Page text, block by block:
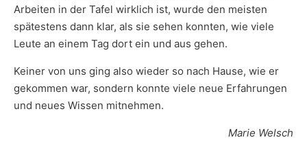
Arbeiten in der Tafel wirklich ist, wurde den meisten
spätestens dann klar, als sie sehen konnten, wie viele
Leute an einem Tag dort ein und aus gehen.
Keiner von uns ging also wieder so nach Hause, wie er
gekommen war, sondern konnte viele neue Erfahrungen
und neues Wissen mitnehmen.
Marie Welsch